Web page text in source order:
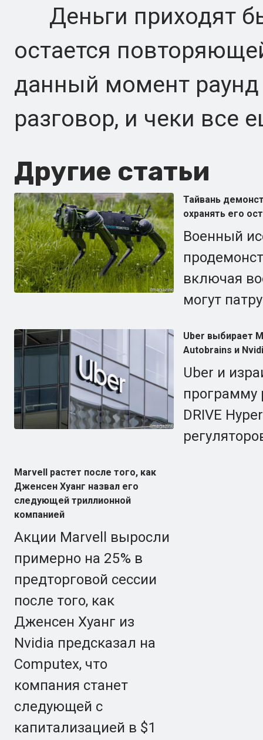
Деньги приходят
остается
данный момент
разговор, и чеки все
Другие статьи
Тайвань
охранять его
Военный
включая
могут
Uber выбирает
Autobrains и
Uber и
программу
DRIVE
Marvell растет после того, как
Дженсен Хуанг назвал его
следующей триллионной
компанией
Акции Marvell выросли
примерно на 25% в
предторговой сессии
после того, как
Дженсен Хуанг из
Nvidia предсказал на
Computex, что
компания станет
следующей с
капитализацией в $1